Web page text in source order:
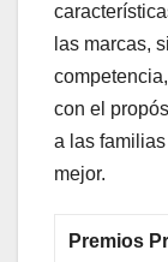
las marcas,
con el
a las
mejor.
Premios